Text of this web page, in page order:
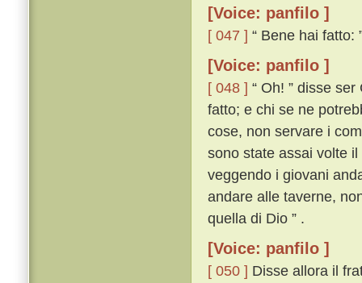
[Voice: panfilo ]
[ 047 ] “ Bene hai fatto:
[Voice: panfilo ]
[ 048 ] “ Oh! ” disse
fatto; e chi se ne
cose, non servare i
sono state assai volte
veggendo i giovani
andare alle taverne,
quella di Dio ” .
[Voice: panfilo ]
[ 050 ] Disse allora il